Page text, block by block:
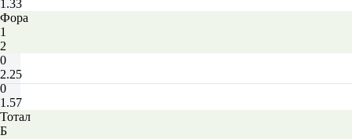
1.33
Фора
1
2
0
2.25
0
1.57
Тотал
Б